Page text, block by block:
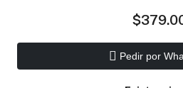
Pedir por